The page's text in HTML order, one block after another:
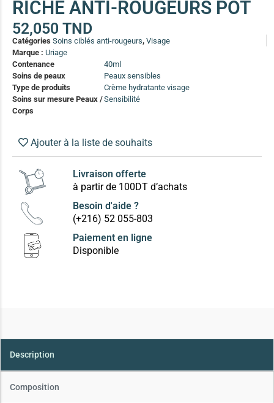
(13)
Soin anti-pelliculaire
Soin pointes cassantes et fourchues
Soins Solaires Ciblés
Pour chaque type de peau, une solution
Soins cibés adultes
Soins ciblé enfants / adolescent (5-18 ans)
Soins ciblés famille
Box à
RICHE ANTI-ROUGEURS POT
52,050 TND
Catégories Soins ciblés anti-rougeurs, Visage
Marque : Uriage
Contenance
40ml
Soins de peaux
Peaux sensibles
Type de produits
Crème hydratante visage
Soins sur mesure Peaux /
Corps
Sensibilité
Ajouter à la liste de souhaits
Livraison offerte
à partir de 100DT d’achats
Besoin d'aide ?
(+216) 52 055-803
Paiement en ligne
Disponible
Composition
Description